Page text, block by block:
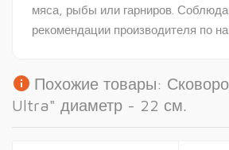
мяса, рыбы или гарниров.
рекомендации производителя по
info Похожие товары:
Ultra" диаметр - 22 см.